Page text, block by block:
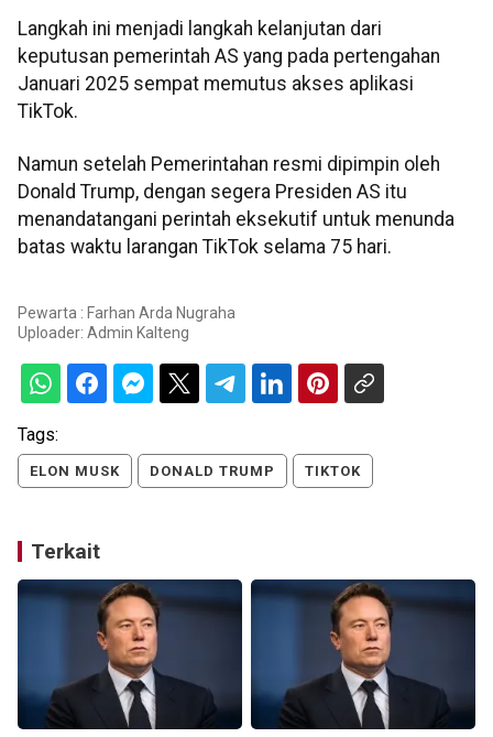
Langkah ini menjadi langkah kelanjutan dari
keputusan pemerintah AS yang pada pertengahan
Januari 2025 sempat memutus akses aplikasi
TikTok.
Namun setelah Pemerintahan resmi dipimpin oleh
Donald Trump, dengan segera Presiden AS itu
menandatangani perintah eksekutif untuk menunda
batas waktu larangan TikTok selama 75 hari.
Pewarta : Farhan Arda Nugraha
Uploader: Admin Kalteng
Tags:
ELON MUSK DONALD TRUMP TIKTOK
Terkait